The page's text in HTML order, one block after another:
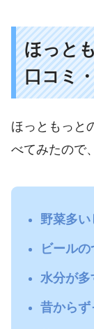
ほっと
口コミ
ほっともっと
べてみたので
野菜多い
ビール
水分が多
昔からず